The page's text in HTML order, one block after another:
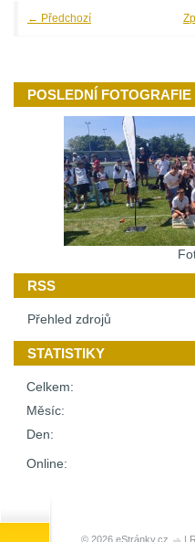
← Předchozí
POSLEDNÍ FOTOGRAFIE
RSS
Přehled zdrojů
STATISTIKY
Online:
Celkem:
Měsíc:
Den:
© 2026 eStránky.cz